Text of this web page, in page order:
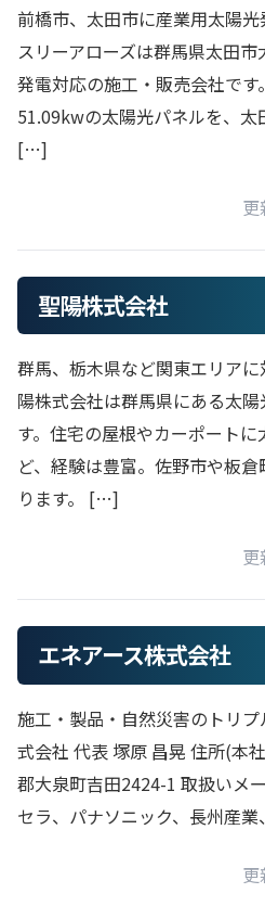
前橋市、太田市に産業用太陽
スリーアローズは群馬県太田
発電対応の施工・販売会社で
51.09kwの太陽光パネルを、
[…]
聖陽株式会社
群馬、栃木県など関東エリア
陽株式会社は群馬県にある太
す。住宅の屋根やカーポート
ど、経験は豊富。佐野市や板
ります。 […]
エネアース株式会社
施工・製品・自然災害のトリ
式会社 代表 塚原 昌晃 住所(本
郡大泉町吉田2424-1 取扱いメ
セラ、パナソニック、長州産